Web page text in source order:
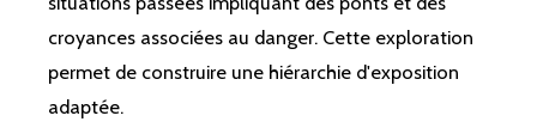
croyances associées au danger. Cette exploration
permet de construire une hiérarchie d'exposition
adaptée.